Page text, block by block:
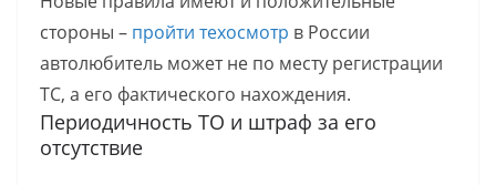
стороны – пройти техосмотр в России
автолюбитель может не по месту регистрации
ТС, а его фактического нахождения.
Периодичность ТО и штраф за его
отсутствие